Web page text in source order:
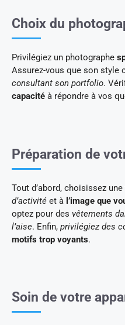
Choix du
Privilégiez un photographe
Assurez-vous que son style
consultant son portfolio.
capacité à répondre à vos
Préparation de
Tout d’abord, choisissez une
d’activité et à l’image que
optez pour des vêtements
l’aise. Enfin, privilégiez des
motifs trop voyants.
Soin de votre